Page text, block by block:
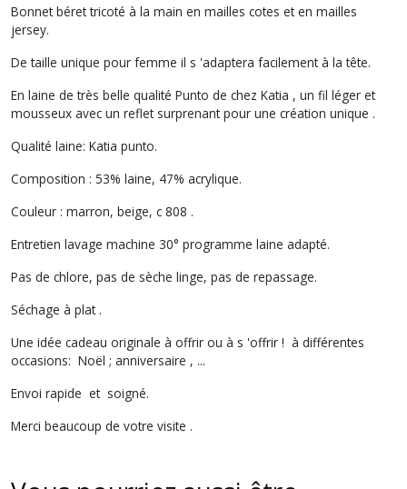
Bonnet béret tricoté à la main en mailles cotes et en mailles
jersey.
De taille unique pour femme il s 'adaptera facilement à la tête.
En laine de très belle qualité Punto de chez Katia , un fil léger et
mousseux avec un reflet surprenant pour une création unique .
Qualité laine: Katia punto.
Composition : 53% laine, 47% acrylique.
Couleur : marron, beige, c 808 .
Entretien lavage machine 30° programme laine adapté.
Pas de chlore, pas de sèche linge, pas de repassage.
Séchage à plat .
Une idée cadeau originale à offrir ou à s 'offrir ! à différentes
occasions: Noël ; anniversaire , ...
Envoi rapide et soigné.
Merci beaucoup de votre visite .